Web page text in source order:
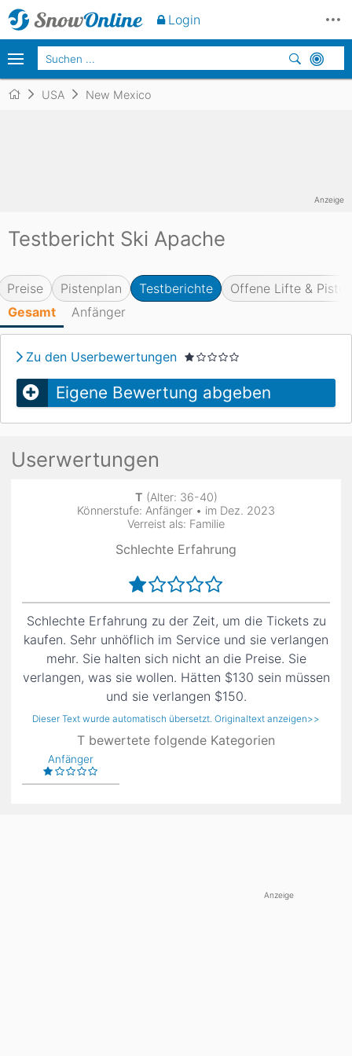
USA New Mexico
Testbericht Ski Apache
Preise Pistenplan Testberichte
Offene Lifte & Pisten
Gesamt
Anfänger
Zu den Userbewertungen
Eigene Bewertung abgeben
Userwertungen
T (Alter: 36-40)
Könnerstufe: Anfänger • im Dez. 2023
Verreist als: Familie
Schlechte Erfahrung
Schlechte Erfahrung zu der Zeit, um die Tickets zu
kaufen. Sehr unhöflich im Service und sie verlangen
mehr. Sie halten sich nicht an die Preise. Sie
verlangen, was sie wollen. Hätten $130 sein müssen
und sie verlangen $150.
Dieser Text wurde automatisch übersetzt. Originaltext anzeigen>>
T bewertete folgende Kategorien
Anfänger
Anzeige
Anzeige
Login